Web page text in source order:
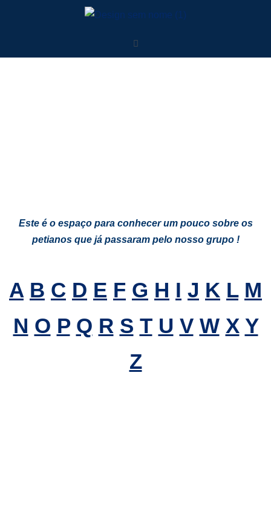
Este é o espaço para conhecer um pouco sobre os
petianos que já passaram pelo nosso grupo !
A B C D E F G H I J K L M
N O P Q R S T U V W X Y
Z